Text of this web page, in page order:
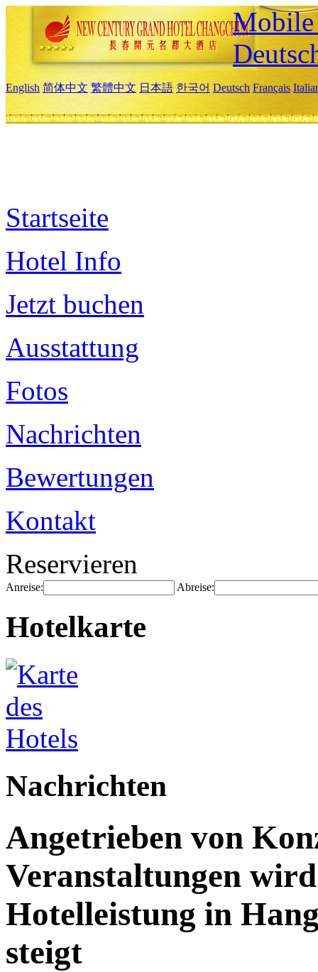
Mobile
English 简体中文 繁體中文 日本語 한국어 Deutsch Français
Startseite
Hotel Info
Jetzt buchen
Ausstattung
Fotos
Nachrichten
Bewertungen
Kontakt
Reservieren
Anreise: Abreise:
Hotelkarte
Nachrichten
Angetrieben von
Veranstaltungen
Hotelleistung in
steigt